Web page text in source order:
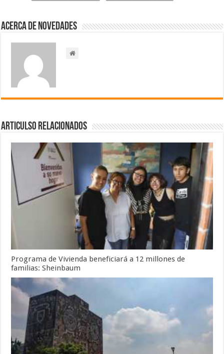
Acerca de NOVEDADES
Articulso Relacionados
Programa de Vivienda beneficiará a 12 millones de
familias: Sheinbaum